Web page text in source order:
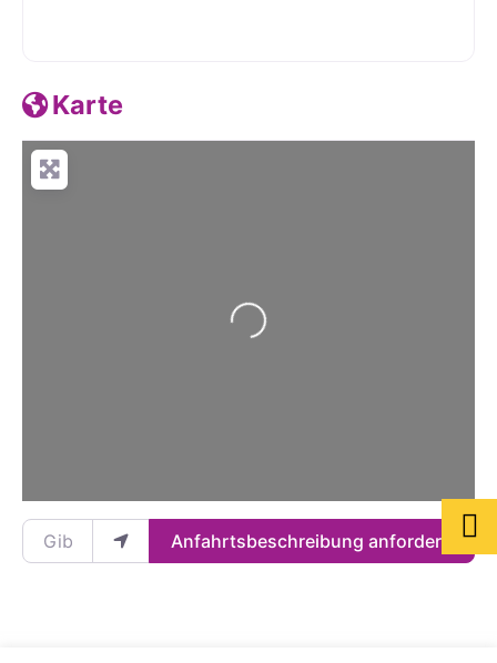
Karte
Wird geladen …
Gib deinen Standort ein.
Anfahrtsbeschreibung anfordern